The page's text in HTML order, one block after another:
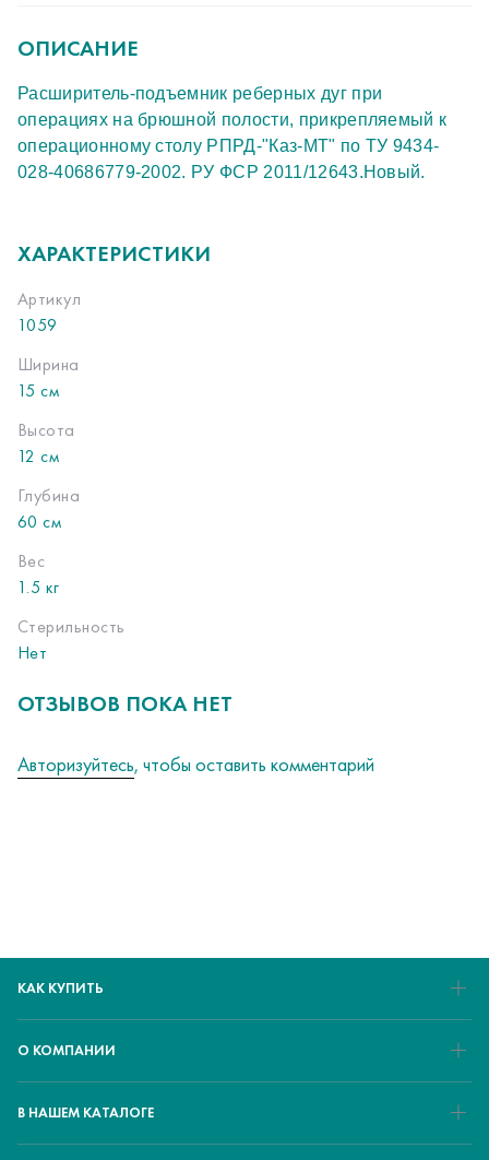
ОПИСАНИЕ
Расширитель-подъемник реберных дуг при
операциях на брюшной полости, прикрепляемый к
операционному столу РПРД-"Каз-МТ" по ТУ 9434-
028-40686779-2002. РУ ФСР 2011/12643.Новый.
ХАРАКТЕРИСТИКИ
Артикул
1059
Ширина
15 см
Высота
12 см
Глубина
60 см
Вес
1.5 кг
Стерильность
Нет
ОТЗЫВОВ ПОКА НЕТ
Авторизуйтесь, чтобы оставить комментарий
КАК КУПИТЬ
О КОМПАНИИ
В НАШЕМ КАТАЛОГЕ